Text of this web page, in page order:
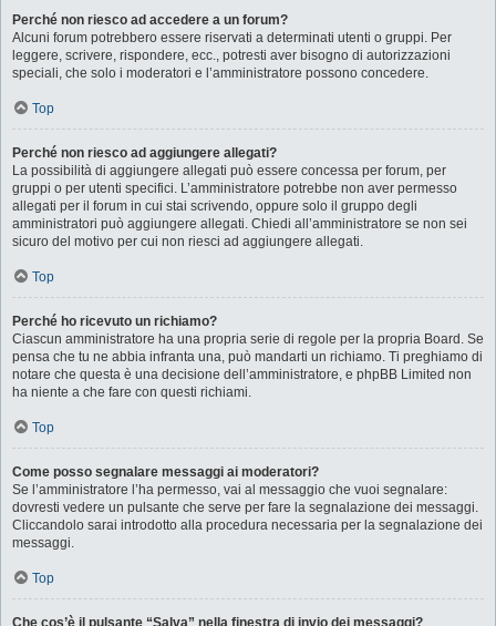
Perché non riesco ad accedere a un forum?
Alcuni forum potrebbero essere riservati a determinati utenti o gruppi. Per
leggere, scrivere, rispondere, ecc., potresti aver bisogno di autorizzazioni
speciali, che solo i moderatori e l’amministratore possono concedere.
Top
Perché non riesco ad aggiungere allegati?
La possibilità di aggiungere allegati può essere concessa per forum, per
gruppi o per utenti specifici. L’amministratore potrebbe non aver permesso
allegati per il forum in cui stai scrivendo, oppure solo il gruppo degli
amministratori può aggiungere allegati. Chiedi all’amministratore se non sei
sicuro del motivo per cui non riesci ad aggiungere allegati.
Top
Perché ho ricevuto un richiamo?
Ciascun amministratore ha una propria serie di regole per la propria Board. Se
pensa che tu ne abbia infranta una, può mandarti un richiamo. Ti preghiamo di
notare che questa è una decisione dell’amministratore, e phpBB Limited non
ha niente a che fare con questi richiami.
Top
Come posso segnalare messaggi ai moderatori?
Se l’amministratore l’ha permesso, vai al messaggio che vuoi segnalare:
dovresti vedere un pulsante che serve per fare la segnalazione dei messaggi.
Cliccandolo sarai introdotto alla procedura necessaria per la segnalazione dei
messaggi.
Top
Che cos’è il pulsante “Salva” nella finestra di invio dei messaggi?